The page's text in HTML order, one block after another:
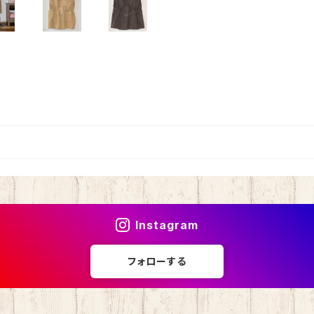
Instagram
フォローする